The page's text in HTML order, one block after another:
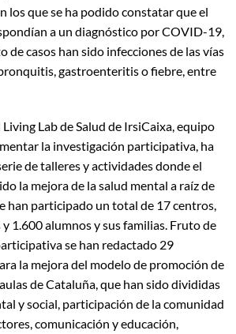
los que se ha podido constatar que el
a un diagnóstico por COVID-19,
de casos han sido infecciones de las vías
gastroenteritis o fiebre, entre
Lab de Salud de IrsiCaixa, equipo
la investigación participativa, ha
de talleres y actividades donde el
la mejora de la salud mental a raíz de
han participado un total de 17 centros,
1.600 alumnos y sus familias. Fruto de
se han redactado 29
la mejora del modelo de promoción de
de Cataluña, que han sido divididas
y social, participación de la comunidad
comunicación y educación,